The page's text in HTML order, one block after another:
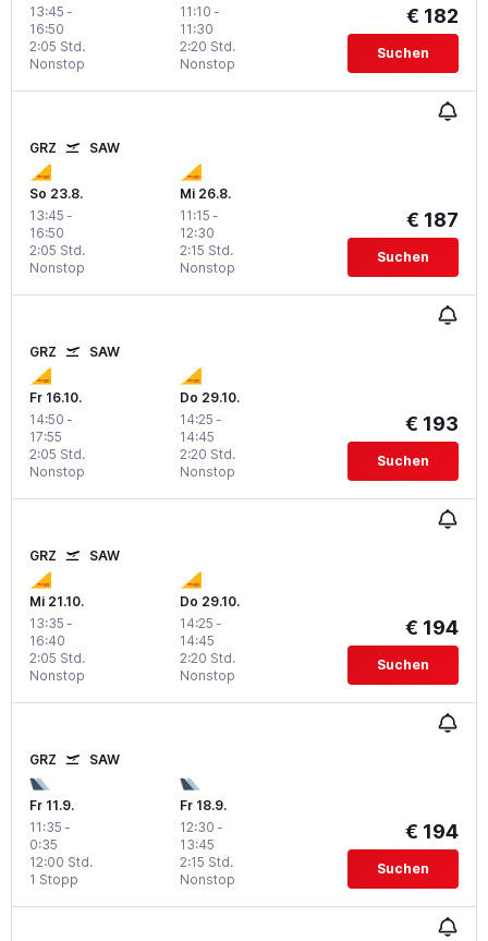
13:45 -
16:50
Nonstop
2:05 Std.
11:10 -
11:30
Nonstop
2:20 Std.
€ 182
Suchen
GRZ SAW
So 23.8.
13:45 -
16:50
Nonstop
2:05 Std.
Mi 26.8.
11:15 -
12:30
Nonstop
2:15 Std.
€ 187
Suchen
GRZ SAW
Fr 16.10.
14:50 -
17:55
Nonstop
2:05 Std.
Do 29.10.
14:25 -
14:45
Nonstop
2:20 Std.
€ 193
Suchen
GRZ SAW
Mi 21.10.
13:35 -
16:40
Nonstop
2:05 Std.
Do 29.10.
14:25 -
14:45
Nonstop
2:20 Std.
€ 194
Suchen
GRZ SAW
Fr 11.9.
11:35 -
0:35
1 Stopp
12:00 Std.
Fr 18.9.
12:30 -
13:45
Nonstop
2:15 Std.
€ 194
Suchen